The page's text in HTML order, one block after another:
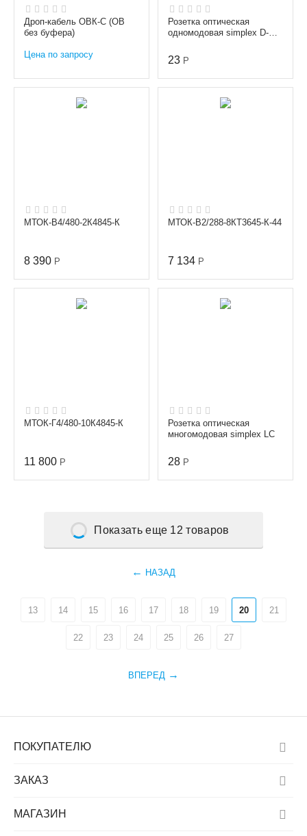
Дроп-кабель ОВК-С (ОВ
без буфера)
Цена по запросу
Розетка оптическая
одномодовая simplex D-
23 Р
МТОК-В4/480-2К4845-К
8 390 Р
МТОК-В2/288-8КТ3645-К-44
7 134 Р
МТОК-Г4/480-10К4845-К
11 800 Р
Розетка оптическая
многомодовая simplex LC
28 Р
Показать еще 12 товаров
НАЗАД
13 14 15 16 17 18 19 20 21
22 23 24 25 26 27
ВПЕРЕД
ПОКУПАТЕЛЮ
ЗАКАЗ
МАГАЗИН